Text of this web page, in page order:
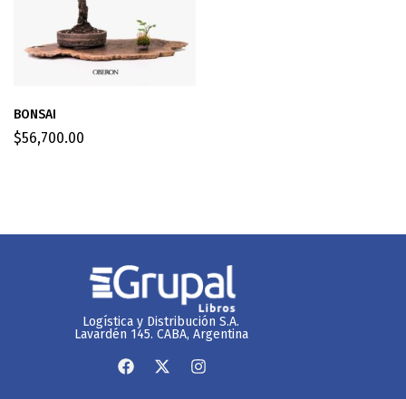
BONSAI
$56,700.00
Logística y Distribución S.A.
Lavardén 145. CABA, Argentina